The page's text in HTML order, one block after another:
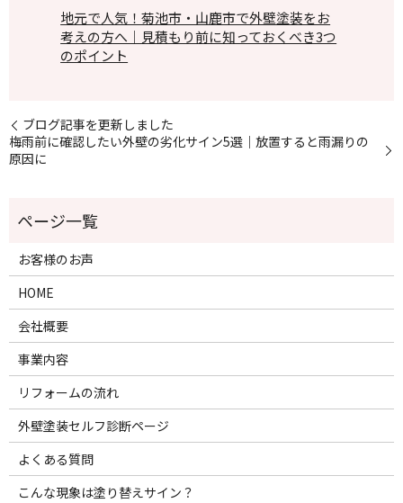
地元で人気！菊池市・山鹿市で外壁塗装をお
考えの方へ｜見積もり前に知っておくべき3つ
のポイント
ブログ記事を更新しました
梅雨前に確認したい外壁の劣化サイン5選｜放置すると雨漏りの
原因に
お客様のお声
HOME
会社概要
事業内容
リフォームの流れ
外壁塗装セルフ診断ページ
よくある質問
こんな現象は塗り替えサイン？